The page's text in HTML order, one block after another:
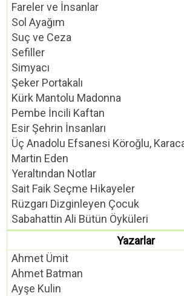
Fareler ve İnsanlar
Sol Ayağım
Suç ve Ceza
Sefiller
Simyacı
Şeker Portakalı
Kürk Mantolu Madonna
Pembe İncili Kaftan
Esir Şehrin İnsanları
Üç Anadolu Efsanesi Köroğlu,
Martin Eden
Yeraltından Notlar
Sait Faik Seçme Hikayeler
Rüzgarı Dizginleyen Çocuk
Sabahattin Ali Bütün Öyküleri
Yazarlar
Ahmet Ümit
Ahmet Batman
Ayşe Kulin